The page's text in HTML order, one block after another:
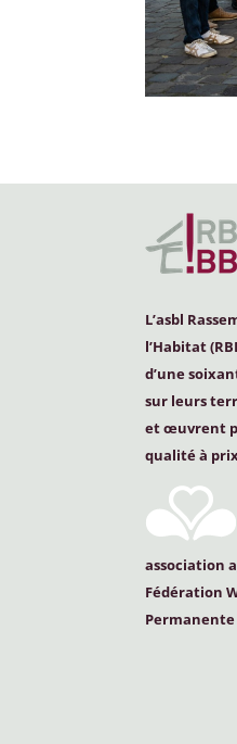
L’asbl
l’Habitat (
d’une
sur leurs
et œuvrent
qualité à
association
Fédération
Permanente